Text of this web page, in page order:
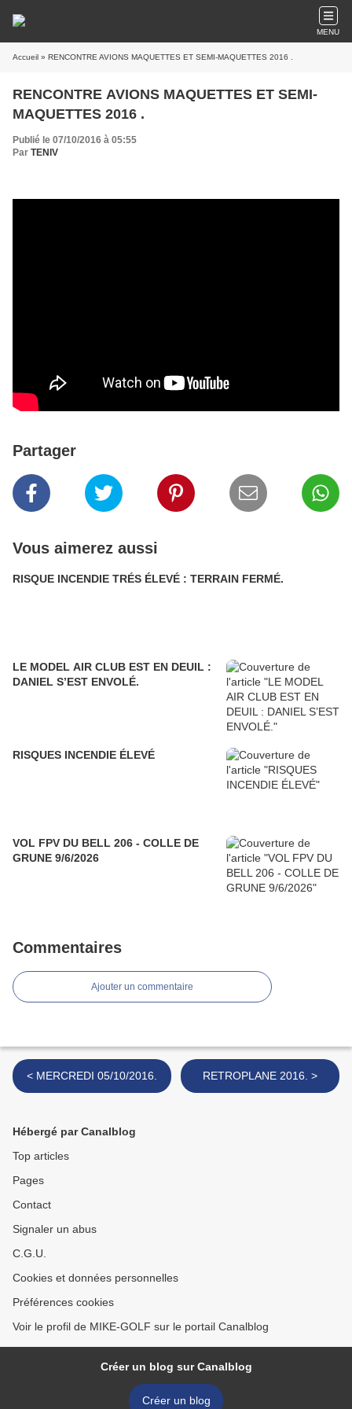
MENU
Accueil » RENCONTRE AVIONS MAQUETTES ET SEMI-MAQUETTES 2016 .
RENCONTRE AVIONS MAQUETTES ET SEMI-
MAQUETTES 2016 .
Publié le 07/10/2016 à 05:55
Par TENIV
Partager
Vous aimerez aussi
RISQUE INCENDIE TRÉS ÉLEVÉ : TERRAIN FERMÉ.
LE MODEL AIR CLUB EST EN DEUIL :
DANIEL S’EST ENVOLÉ.
RISQUES INCENDIE ÉLEVÉ
VOL FPV DU BELL 206 - COLLE DE
GRUNE 9/6/2026
Commentaires
Ajouter un commentaire
< MERCREDI 05/10/2016. RETROPLANE 2016. >
Hébergé par Canalblog
Top articles
Pages
Contact
Signaler un abus
C.G.U.
Cookies et données personnelles
Préférences cookies
Voir le profil de MIKE-GOLF sur le portail Canalblog
Créer un blog sur Canalblog
Créer un blog